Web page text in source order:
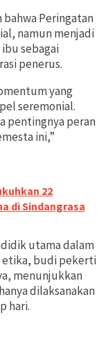
Peringatan
namun menjadi
sebagai
penerus.
yang
seremonial.
pentingnya peran
ini,”
22
di Sindangrasa
utama dalam
etika, budi pekerti
menunjukkan
dilaksanakan
hari.